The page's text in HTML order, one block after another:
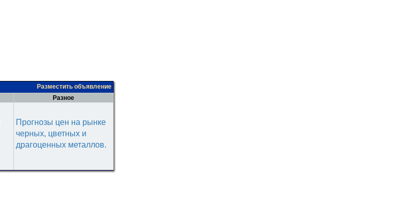
Разместить объявление
Разное
Прогнозы цен на рынке
черных, цветных и
драгоценных металлов.